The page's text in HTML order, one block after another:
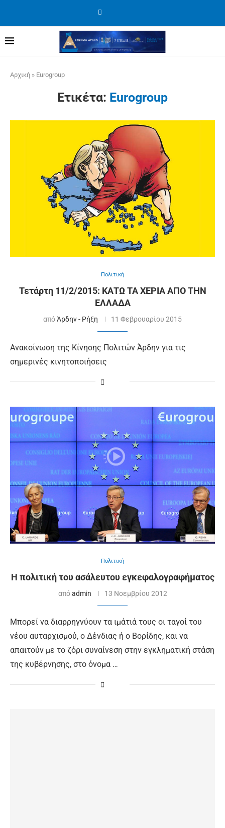
Αρχική » Eurogroup
Ετικέτα: Eurogroup
Πολιτική
Τετάρτη 11/2/2015: ΚΑΤΩ ΤΑ ΧΕΡΙΑ ΑΠΟ ΤΗΝ
ΕΛΛΑΔΑ
απόΆρδην - Ρήξη 11 Φεβρουαρίου 2015
Ανακοίνωση της Κίνησης Πολιτών Άρδην για τις
σημερινές κινητοποιήσεις
Πολιτική
Η πολιτική του ασάλευτου εγκεφαλογραφήματος
απόadmin 13 Νοεμβρίου 2012
Μπορεί να διαρρηγνύουν τα ιμάτιά τους οι ταγοί του
νέου αυταρχισμού, ο Δένδιας ή ο Βορίδης, και να
απαιτούν με το ζόρι συναίνεση στην εγκληματική στάση
της κυβέρνησης, στο όνομα …